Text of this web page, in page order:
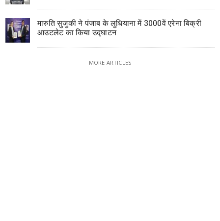
मारुति सुजुकी ने पंजाब के लुधियाना में 3000वें एरेना बिक्री
आउटलेट का किया उद्घाटन
MORE ARTICLES